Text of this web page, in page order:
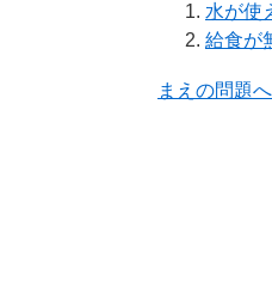
水が使
給食が
まえの問題